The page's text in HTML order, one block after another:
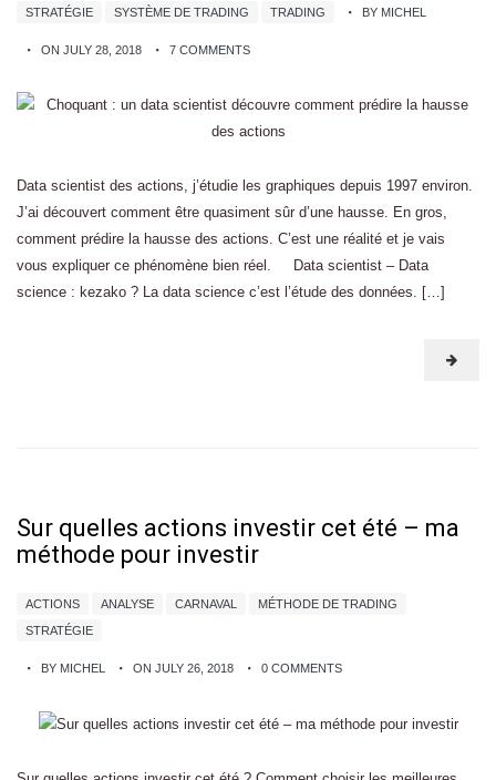
STRATÉGIE SYSTÈME DE TRADING TRADING BY MICHEL
ON JULY 28, 2018 7 COMMENTS
Data scientist des actions, j’étudie les graphiques depuis 1997 environ.
J’ai découvert comment être quasiment sûr d’une hausse. En gros,
comment prédire la hausse des actions. C’est une réalité et je vais
vous expliquer ce phénomène bien réel. Data scientist – Data
science : kezako ? La data science c’est l’étude des données. […]
Sur quelles actions investir cet été – ma
méthode pour investir
ACTIONS ANALYSE CARNAVAL
MÉTHODE DE TRADING
STRATÉGIE
BY MICHEL ON JULY 26, 2018 0 COMMENTS